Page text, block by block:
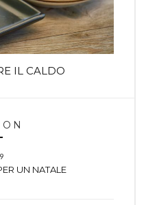
IL CALDO
UN NATALE